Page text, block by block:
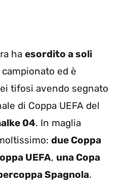
ha esordito a soli
ed è
tifosi avendo segnato
di Coppa UEFA del
04. In maglia
due Coppa
UEFA, una Copa
Spagnola.